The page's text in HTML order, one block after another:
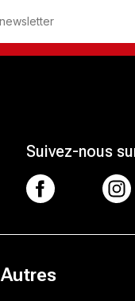
Suivez-nous
Autres